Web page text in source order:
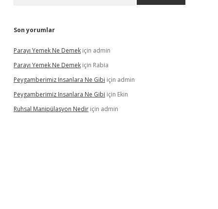
Son yorumlar
Parayı Yemek Ne Demek için admin
Parayı Yemek Ne Demek için Rabia
Peygamberimiz Insanlara Ne Gibi için admin
Peygamberimiz Insanlara Ne Gibi için Ekin
Ruhsal Manipülasyon Nedir için admin